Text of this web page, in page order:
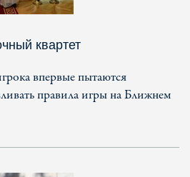
квартет
впервые пытаются
правила игры на Ближнем